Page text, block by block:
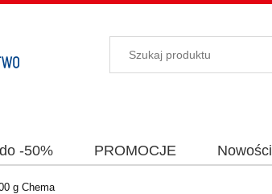
-50% PROMOCJE Nowości
g Chema